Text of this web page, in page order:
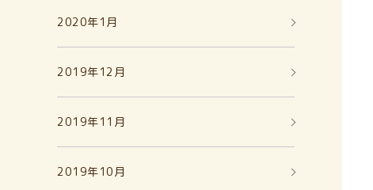
2020年1月
2019年12月
2019年11月
2019年10月